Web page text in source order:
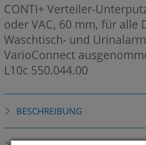
CONTI+ Verteiler-
oder VAC, 60 mm, für alle
Waschtisch- und
VarioConnect
L10c 550.044.00
BESCHREIBUNG